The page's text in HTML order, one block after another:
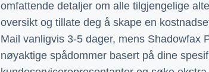
omfattende detaljer om alle tilgjengelige
oversikt og tillate deg å skape en
Mail vanligvis 3-5 dager, mens Shadowfax
nøyaktige spådommer basert på dine